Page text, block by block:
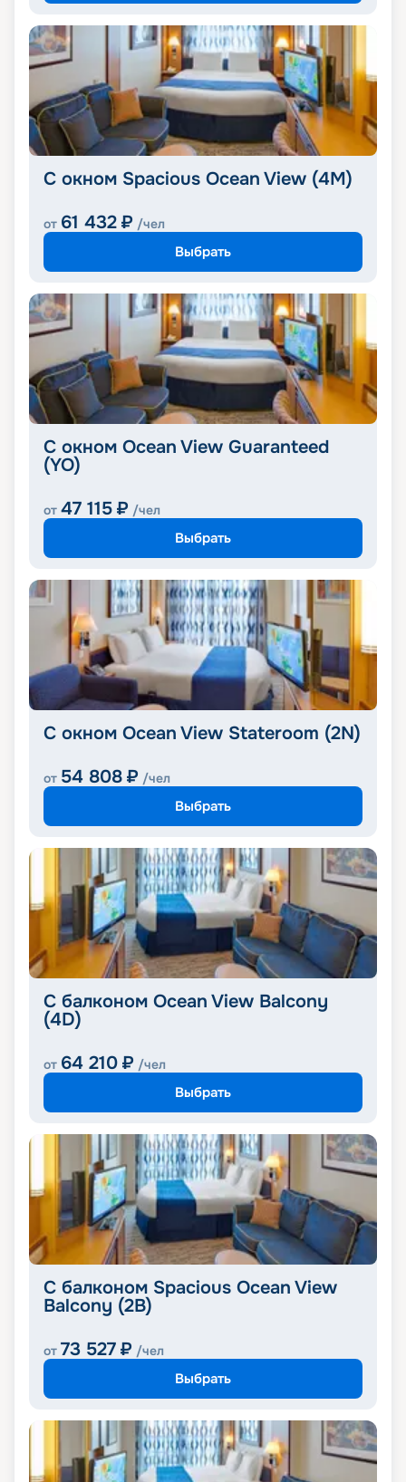
С окном Spacious Ocean View (4M)
от 61 432 ₽ /чел
Выбрать
С окном Ocean View Guaranteed
(YO)
от 47 115 ₽ /чел
Выбрать
С окном Ocean View Stateroom (2N)
от 54 808 ₽ /чел
Выбрать
С балконом Ocean View Balcony
(4D)
от 64 210 ₽ /чел
Выбрать
С балконом Spacious Ocean View
Balcony (2B)
от 73 527 ₽ /чел
Выбрать